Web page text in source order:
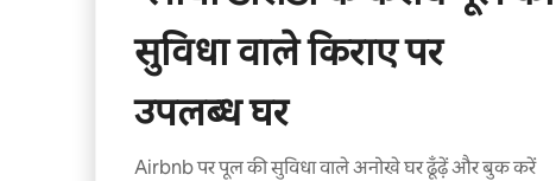
सुविधा वाले किराए पर
उपलब्ध घर
Airbnb पर पूल की सुविधा वाले अनोखे घर ढूँढ़ें और बुक करें